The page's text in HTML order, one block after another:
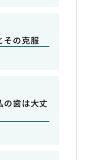
その克服
の歯は大丈